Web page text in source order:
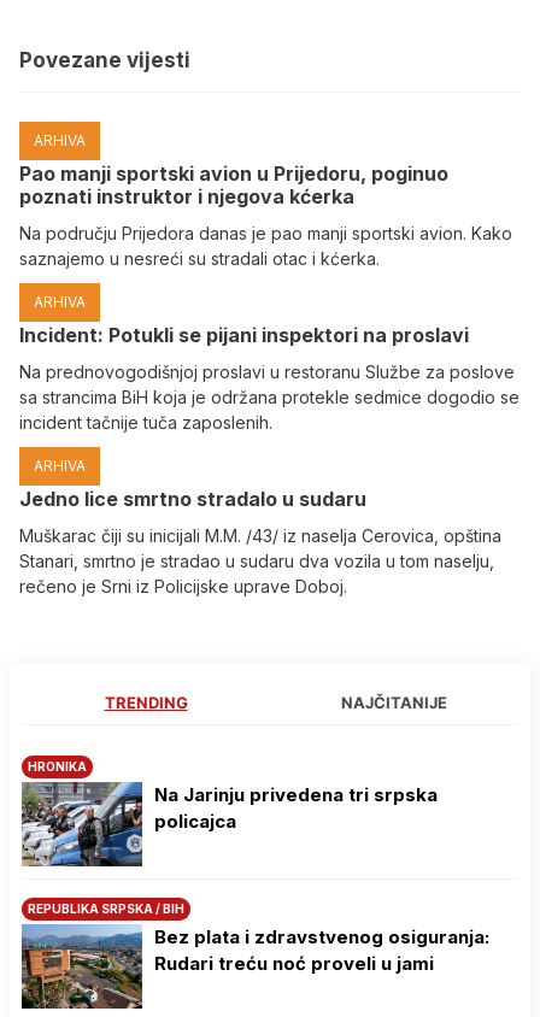
Povezane vijesti
ARHIVA
Pao manji sportski avion u Prijedoru, poginuo
poznati instruktor i njegova kćerka
Na području Prijedora danas je pao manji sportski avion. Kako
saznajemo u nesreći su stradali otac i kćerka.
ARHIVA
Incident: Potukli se pijani inspektori na proslavi
Na prednovogodišnjoj proslavi u restoranu Službe za poslove
sa strancima BiH koja je održana protekle sedmice dogodio se
incident tačnije tuča zaposlenih.
ARHIVA
Јedno lice smrtno stradalo u sudaru
Muškarac čiji su inicijali M.M. /43/ iz naselja Cerovica, opština
Stanari, smrtno je stradao u sudaru dva vozila u tom naselju,
rečeno je Srni iz Policijske uprave Doboj.
TRENDING NAJČITANIJE
HRONIKA
Na Јarinju privedena tri srpska
policajca
REPUBLIKA SRPSKA / BIH
Bez plata i zdravstvenog osiguranja:
Rudari treću noć proveli u jami